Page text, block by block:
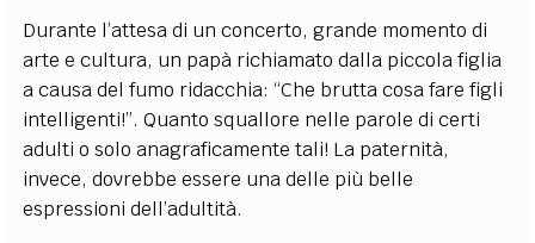
Durante l’attesa di un concerto, grande momento di
arte e cultura, un papà richiamato dalla piccola figlia
a causa del fumo ridacchia: “Che brutta cosa fare figli
intelligenti!”. Quanto squallore nelle parole di certi
adulti o solo anagraficamente tali! La paternità,
invece, dovrebbe essere una delle più belle
espressioni dell’adultità.